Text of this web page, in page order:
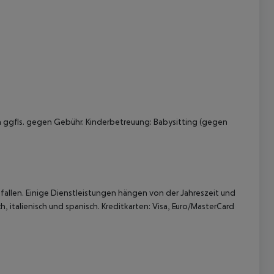
ggfls. gegen Gebühr. Kinderbetreuung: Babysitting (gegen
Einige Dienstleistungen hängen von der Jahreszeit und
italienisch und spanisch. Kreditkarten: Visa, Euro/MasterCard